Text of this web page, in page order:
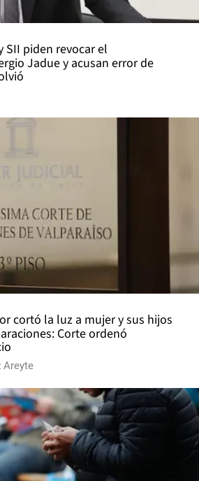
SII piden revocar el
Jadue y acusan error de
cortó la luz a mujer y sus hijos
Corte ordenó
Areyte